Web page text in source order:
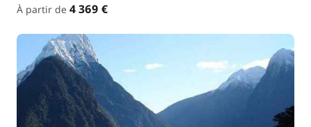
À partir de 4 369 €